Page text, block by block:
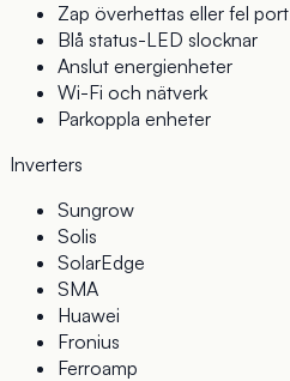
Zap överhettas eller fel port
Blå status-LED slocknar
Anslut energienheter
Wi-Fi och nätverk
Parkoppla enheter
Inverters
Sungrow
Solis
SolarEdge
SMA
Huawei
Fronius
Ferroamp